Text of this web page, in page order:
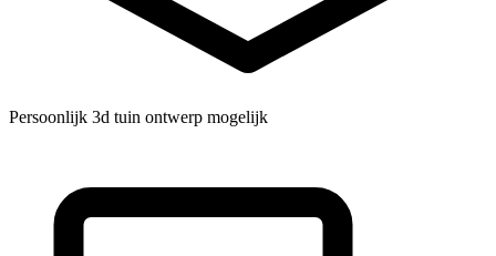
Persoonlijk 3d tuin ontwerp mogelijk